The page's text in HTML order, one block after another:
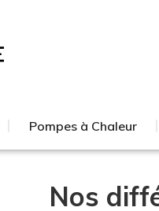
Pompes à Chaleur
Nos